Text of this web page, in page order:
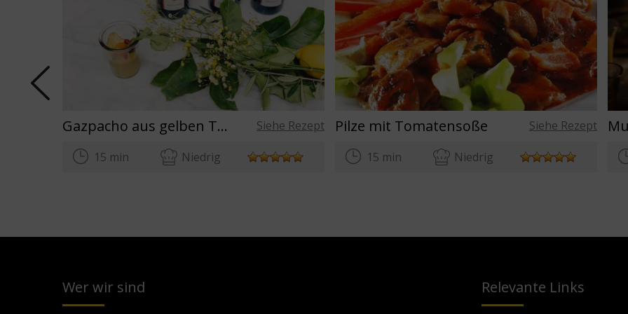
Gazpacho aus gelben Tomaten und Avocado, verziert mit Basilikum und Minze, mit Extra Natives Olivenöl aus Spanien. Haute Cuisine Rezepte de Benedikt Fauts. Siehe Rezept
15 min Niedrig
Pilze mit Tomatensoße Siehe Rezept
15 min Niedrig
Wer wir sind Relevante Links